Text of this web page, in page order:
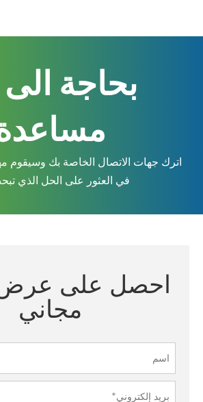
بحاجة
اترك جهات الاتصال الخاصة بك وسيقوم
في العثور على الحل الذي
احصل على عرض
مجاني